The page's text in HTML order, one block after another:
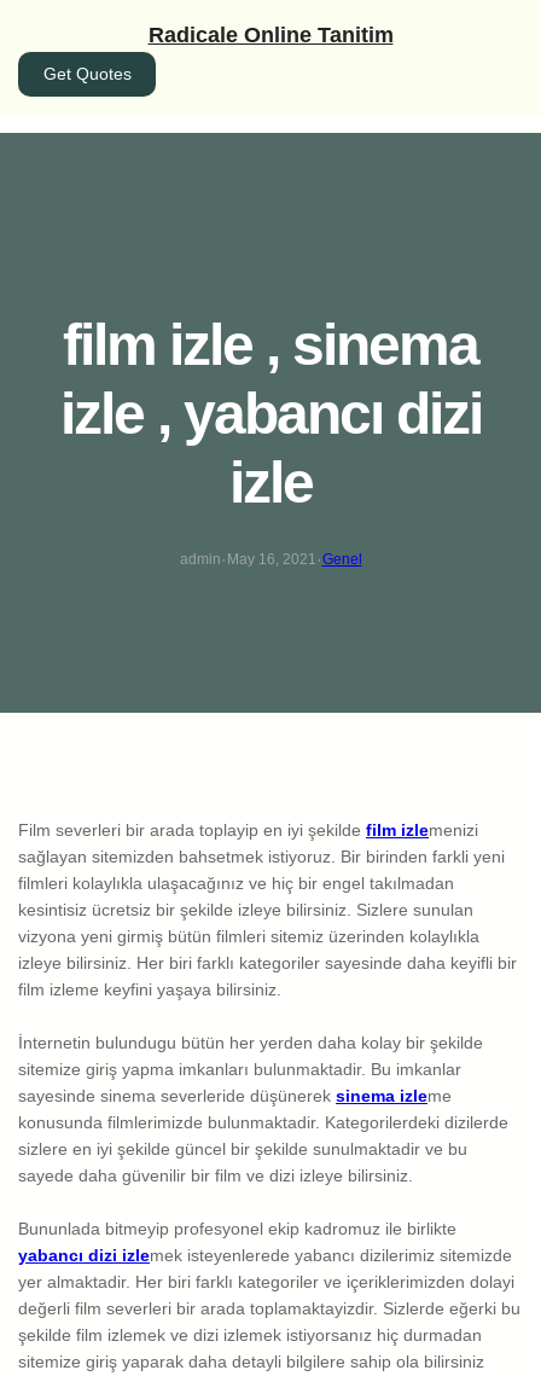
Radicale Online Tanitim
Get Quotes
film izle , sinema
izle , yabancı dizi
izle
admin· May 16, 2021 ·Genel
Film severleri bir arada toplayip en iyi şekilde film izlemenizi
sağlayan sitemizden bahsetmek istiyoruz. Bir birinden farkli yeni
filmleri kolaylıkla ulaşacağınız ve hiç bir engel takılmadan
kesintisiz ücretsiz bir şekilde izleye bilirsiniz. Sizlere sunulan
vizyona yeni girmiş bütün filmleri sitemiz üzerinden kolaylıkla
izleye bilirsiniz. Her biri farklı kategoriler sayesinde daha keyifli bir
film izleme keyfini yaşaya bilirsiniz.
İnternetin bulundugu bütün her yerden daha kolay bir şekilde
sitemize giriş yapma imkanları bulunmaktadir. Bu imkanlar
sayesinde sinema severleride düşünerek sinema izleme
konusunda filmlerimizde bulunmaktadir. Kategorilerdeki dizilerde
sizlere en iyi şekilde güncel bir şekilde sunulmaktadir ve bu
sayede daha güvenilir bir film ve dizi izleye bilirsiniz.
Bununlada bitmeyip profesyonel ekip kadromuz ile birlikte
yabancı dizi izlemek isteyenlerede yabancı dizilerimiz sitemizde
yer almaktadir. Her biri farklı kategoriler ve içeriklerimizden dolayi
değerli film severleri bir arada toplamaktayizdir. Sizlerde eğerki bu
şekilde film izlemek ve dizi izlemek istiyorsanız hiç durmadan
sitemize giriş yaparak daha detayli bilgilere sahip ola bilirsiniz